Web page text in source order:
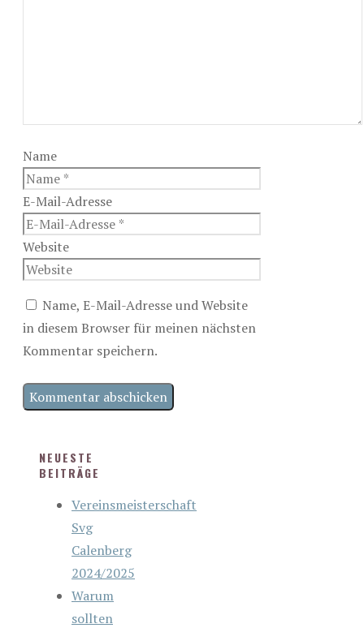
Name
E-Mail-Adresse
Website
Name, E-Mail-Adresse und Website
in diesem Browser für meinen nächsten
Kommentar speichern.
NEUESTE
BEITRÄGE
Vereinsmeisterschaft
Svg
Calenberg
2024/2025
Warum
sollten